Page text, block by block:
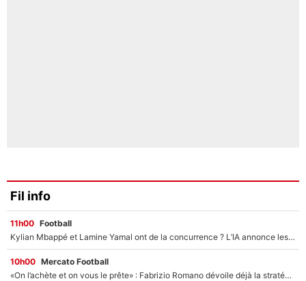
Fil info
11h00 Football
Kylian Mbappé et Lamine Yamal ont de la concurrence ? L’IA annonce les 5 joueurs qui vont dominer le football dans les années à venir !
10h00 Mercato Football
«On l’achète et on vous le prête» : Fabrizio Romano dévoile déjà la stratégie du PSG avec le transfert de Zion Suzuki !